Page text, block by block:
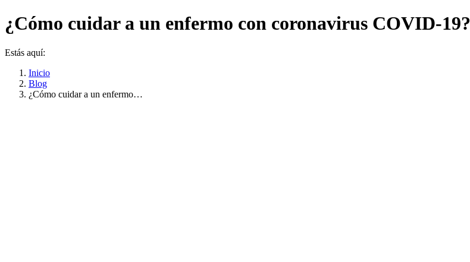
¿Cómo cuidar a un enfermo con coronavirus COVID-19?
Estás aquí:
Inicio
Blog
¿Cómo cuidar a un enfermo…